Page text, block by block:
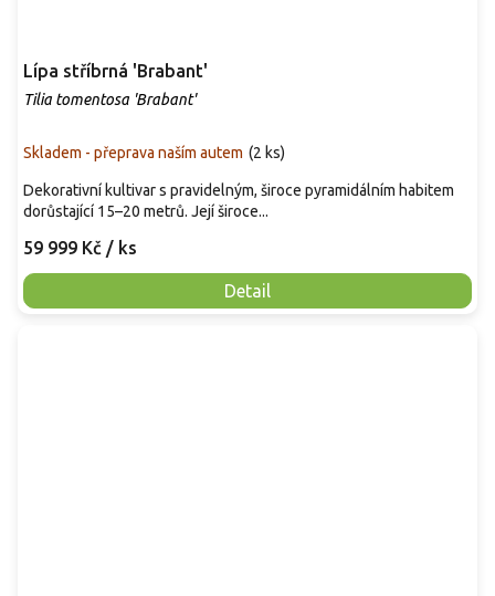
Lípa stříbrná 'Brabant'
Tilia tomentosa 'Brabant'
Skladem - přeprava naším autem (2 ks)
59 999 Kč / ks
Detail
Dekorativní kultivar s pravidelným, široce pyramidálním habitem
dorůstající 15–20 metrů. Její široce...